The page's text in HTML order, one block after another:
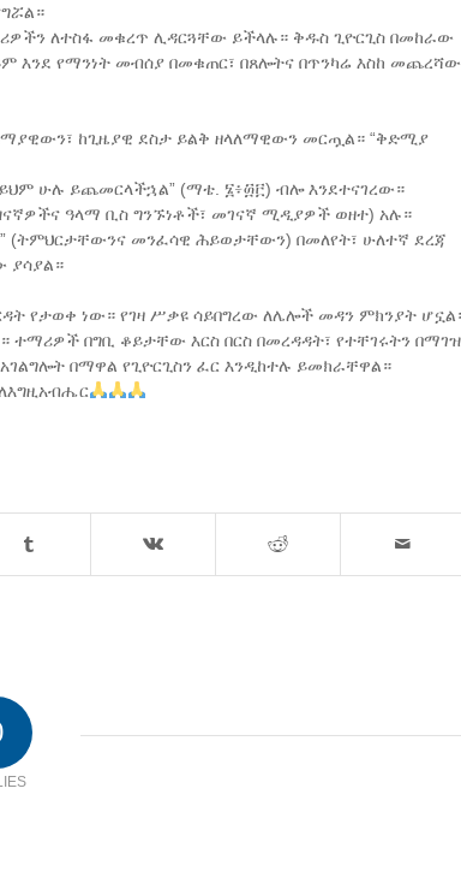
ለተስፋ መቁረጥ ሊዳርጓቸው ይችላሉ። ቅዱስ ጊዮርጊስ በመከራው
እንደ የማንነት መብሰያ በመቁጠር፣ በጸሎትና በጥንካሬ እስከ መጨረሻው
ከጊዜያዊ ደስታ ይልቅ ዘላለማዊውን መርጧል። “ቅድሚያ
ሁሉ ይጨመርላችኋል” (ማቴ. ፮፥፴፫) ብሎ እንደተናገረው።
ዓላማ ቢስ ግንኙነቶች፣ መገናኛ ሚዲያዎች ወዘተ) አሉ።
መንፈሳዊ ሕይወታቸውን) በመለየት፣ ሁለተኛ ደረጃ
ያሳያል።
የታወቀ ነው። የገዛ ሥቃዩ ሳይበግረው ለሌሎች መዳን ምክንያት
በግቢ ቆይታቸው እርስ በርስ በመረዳዳት፣ የተቸገሩትን በማገዝ
በማዋል የጊዮርጊስን ፈር እንዲከተሉ ይመክራቸዋል።